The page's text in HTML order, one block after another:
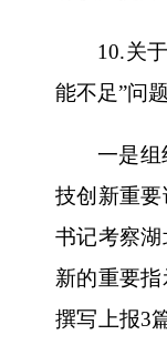
10.关
能不足”问
一是组
技创新重
书记考察湖
新的重要指
撰写上报3